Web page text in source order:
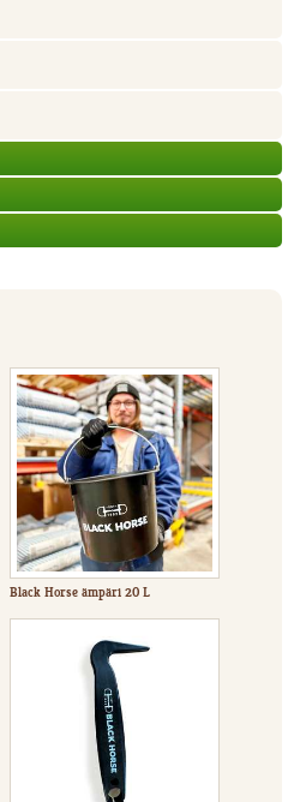
Black Horse ämpäri 20 L